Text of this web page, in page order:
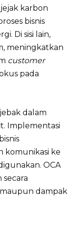
karbon
bisnis
Di sisi lain,
meningkatkan
customer
pada
dalam
Implementasi
komunikasi ke
OCA
dampak